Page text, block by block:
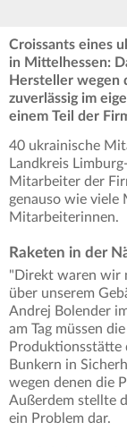
Croissants eines
in Mittelhessen:
Hersteller wegen
zuverlässig im
einem Teil der
40 ukrainische
Landkreis
Mitarbeiter der
genauso wie viele
Mitarbeiterinnen.
Raketen in der
"Direkt waren wir
über unserem
Andrej Bolender
am Tag müssen
Produktionsstätte
Bunkern in
wegen denen die
Außerdem stellte
ein Problem dar.